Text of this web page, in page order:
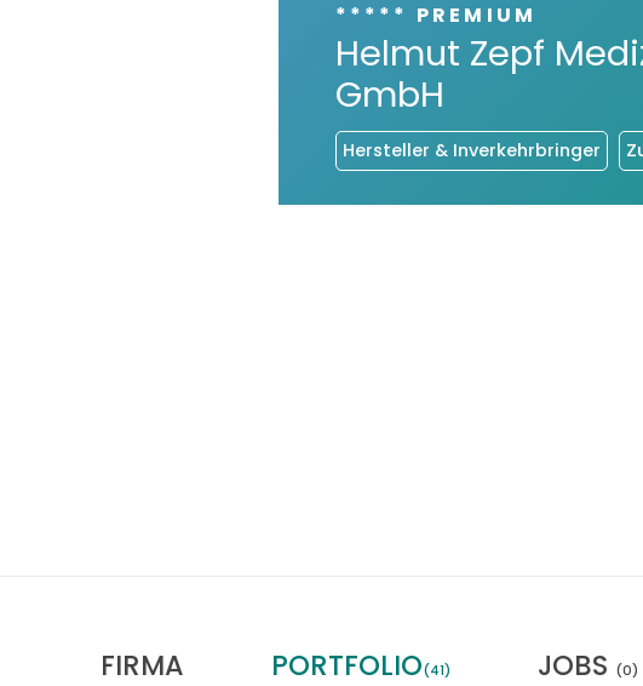
***** PREMIUM
Helmut Zepf
GmbH
Hersteller & Inverkehrbringer
FIRMA PORTFOLIO(41) JOBS (0)